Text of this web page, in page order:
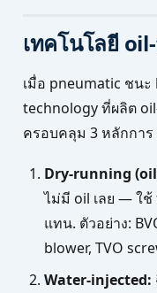
เทคโนโลยี
เมื่อ pneumatic ชน
technology ที่ผลิต
ครอบคลุม 3 หลักกา
Dry-running
ไม่มี oil เลย — ใช้
แทน. ตัวอย่าง:
blower, TVO
Water-injected: